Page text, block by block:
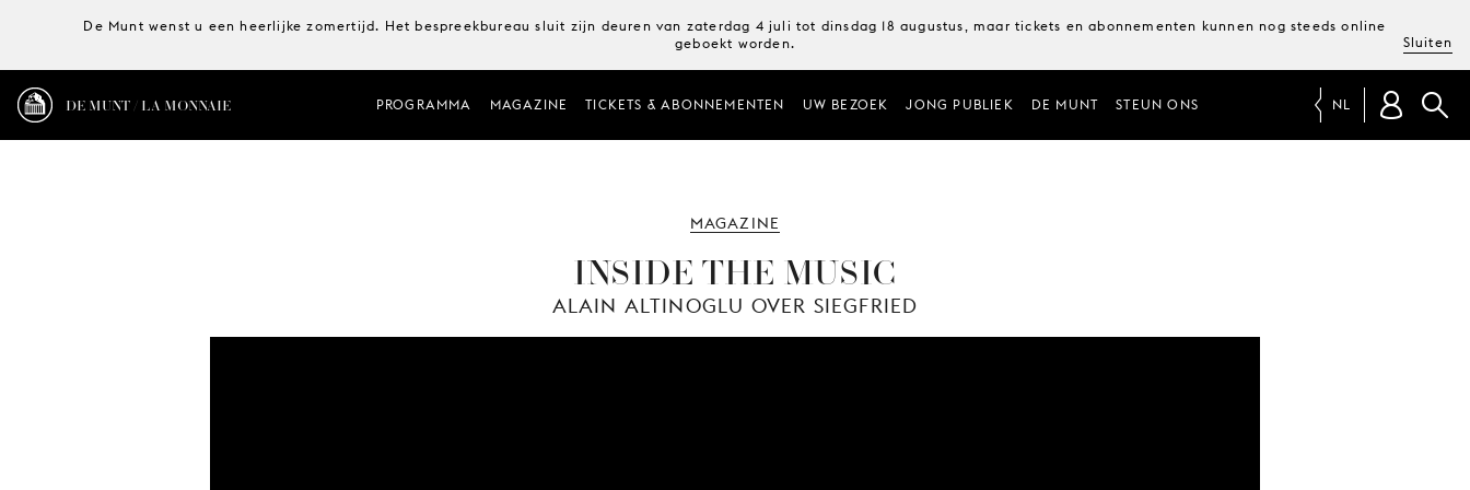
De Munt wenst u een heerlijke zomertijd. Het bespreekbureau sluit zijn deuren van zaterdag 4 juli tot dinsdag 18 augustus, maar tickets en abonnementen kunnen nog steeds online
geboekt worden.
Sluiten
DE MUNT / LA MONNAIE PROGRAMMA MAGAZINE TICKETS & ABONNEMENTEN UW BEZOEK JONG PUBLIEK DE MUNT STEUN ONS NL
MAGAZINE
INSIDE THE MUSIC
ALAIN ALTINOGLU OVER SIEGFRIED